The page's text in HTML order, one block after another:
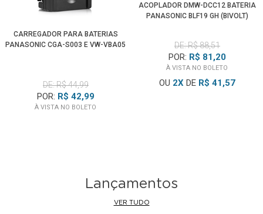
CARREGADOR PARA BATERIAS
PANASONIC CGA-S003 E VW-VBA05
DE: R$ 44,99
POR: R$ 42,99
À VISTA NO BOLETO
ACOPLADOR DMW-DCC12 BATERIA
PANASONIC BLF19 GH (BIVOLT)
DE: R$ 88,51
POR: R$ 81,20
À VISTA NO BOLETO
OU 2XDE R$ 41,57
Lançamentos
VER TUDO